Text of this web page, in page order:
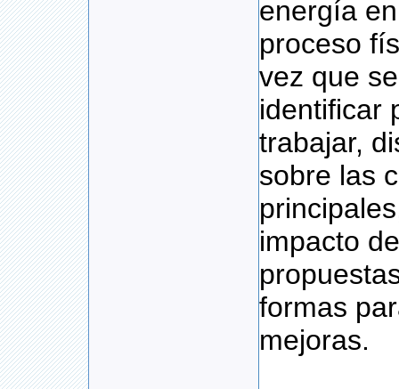
energía
proceso
vez que
identificar
trabajar,
sobre las
impacto
formas
mejoras.